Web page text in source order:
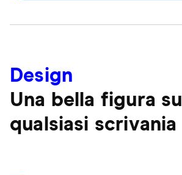
Design
Una bella figura su
qualsiasi scrivania